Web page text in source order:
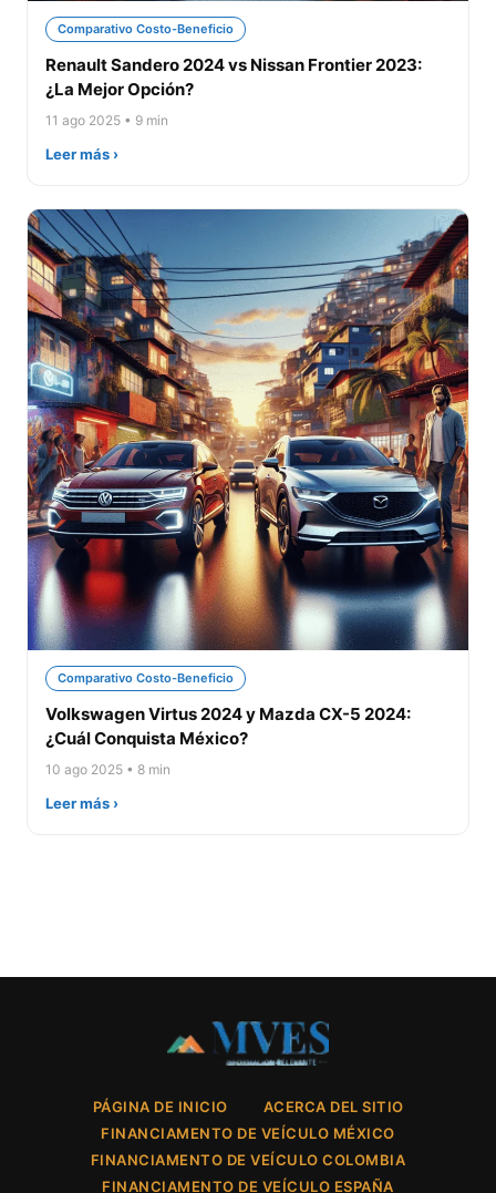
Comparativo Costo-Beneficio
Renault Sandero 2024 vs Nissan Frontier 2023:
¿La Mejor Opción?
11 ago 2025 • 9 min
Leer más ›
Comparativo Costo-Beneficio
Volkswagen Virtus 2024 y Mazda CX-5 2024:
¿Cuál Conquista México?
10 ago 2025 • 8 min
Leer más ›
PÁGINA DE INICIO
ACERCA DEL SITIO
FINANCIAMENTO DE VEÍCULO MÉXICO
FINANCIAMENTO DE VEÍCULO COLOMBIA
FINANCIAMENTO DE VEÍCULO ESPAÑA